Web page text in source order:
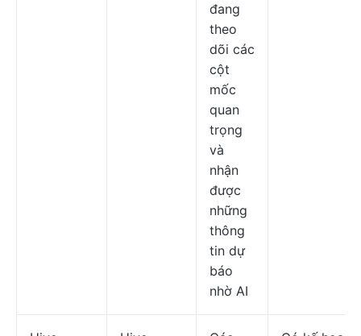
đang
theo
dõi các
cột
mốc
quan
trọng
và
nhận
được
những
thông
tin dự
báo
nhờ AI